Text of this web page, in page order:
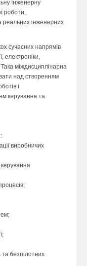
інженерну
роботи,
реальних інженерних
сучасних напрямів
електроніки,
міждисциплінарна
над створенням
і
керування та
виробничих
та безпілотних